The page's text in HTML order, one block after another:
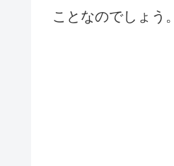
ことなのでしょう。